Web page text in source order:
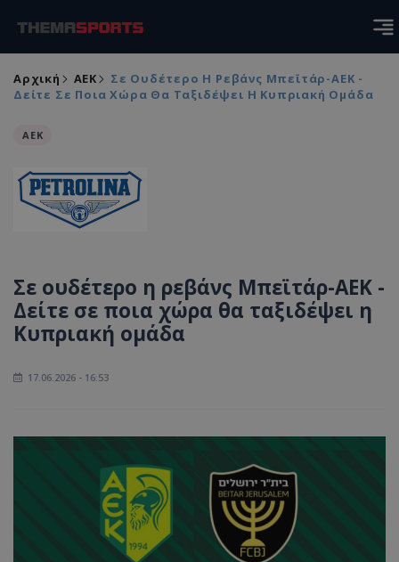
Αρχική ΑEK
Σε Ουδέτερο Η Ρεβάνς Μπεϊτάρ-ΑΕΚ -
Δείτε Σε Ποια Χώρα Θα Ταξιδέψει Η Κυπριακή Ομάδα
ΑEK
Σε ουδέτερο η ρεβάνς Μπεϊτάρ-ΑΕΚ -
Δείτε σε ποια χώρα θα ταξιδέψει η
Κυπριακή ομάδα
17.06.2026 - 16:53